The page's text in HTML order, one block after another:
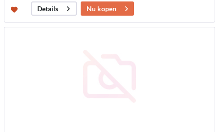
Details
Nu kopen